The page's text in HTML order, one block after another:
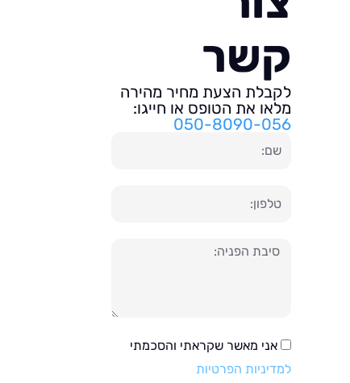
קשר
לקבלת הצעת מחיר מהירה
מלאו את הטופס או חייגו:
050-8090-056
טלפון
הודעה
אני מאשר שקראתי והסכמתי
למדיניות הפרטיות